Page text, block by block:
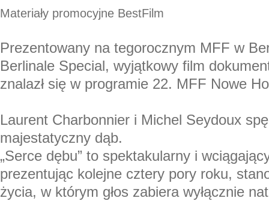
Materiały promocyjne BestFilm
Prezentowany na tegorocznym MFF w
Berlinale Special, wyjątkowy film
znalazł się w programie 22. MFF Nowe
Laurent Charbonnier i Michel Seydoux
majestatyczny dąb.
„Serce dębu” to spektakularny i
prezentując kolejne cztery pory roku,
życia, w którym głos zabiera wyłącznie